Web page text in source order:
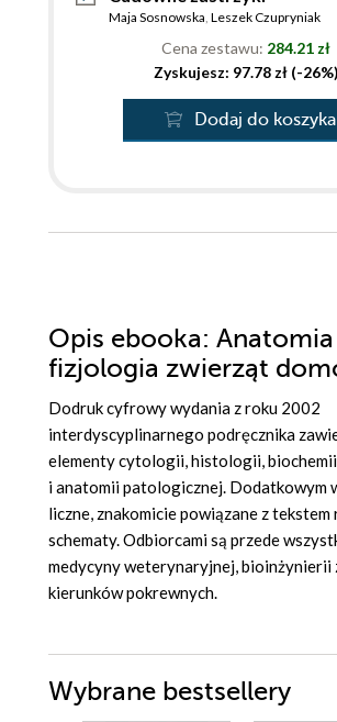
Maja Sosnowska, Leszek Czupryniak
Cena zestawu: 284.21 zł
Zyskujesz: 97.78 zł (-26%)
Dodaj do koszyka
Opis ebooka:
fizjologia zwierząt
Dodruk cyfrowy wydania z roku 2002
interdyscyplinarnego podręcznika
elementy cytologii, histologii,
i anatomii patologicznej. Dodatkowym
liczne, znakomicie powiązane z tekstem
schematy. Odbiorcami są przede
medycyny weterynaryjnej, bioinżynierii
kierunków pokrewnych.
Wybrane bestsellery